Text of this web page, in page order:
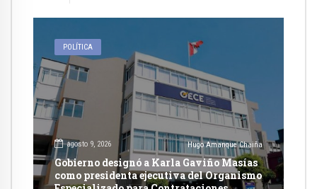
POLÍTICA
agosto 9, 2026 Hugo Amanque Chaiña
Gobierno designó a Karla Gaviño Masías
como presidenta ejecutiva del Organismo